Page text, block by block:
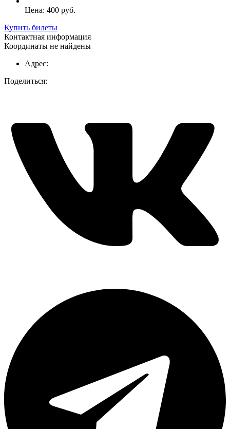
Цена: 400 руб.
Купить билеты
Контактная информация
Координаты не найдены
Адрес:
Поделиться: